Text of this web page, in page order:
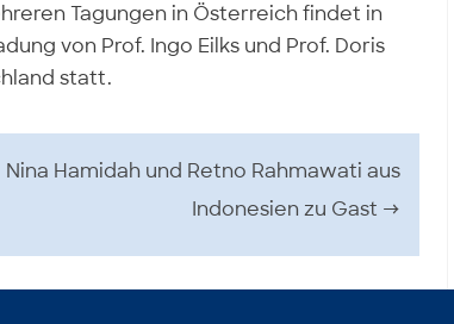
Tagungen in Österreich findet in
von Prof. Ingo Eilks und Prof. Doris
statt.
Nina Hamidah und Retno Rahmawati aus
Indonesien zu Gast →